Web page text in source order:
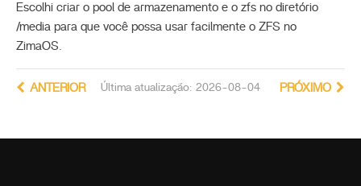
Escolhi criar o pool de armazenamento e o zfs no diretório
/media para que você possa usar facilmente o ZFS no
ZimaOS.
Última atualização: 2026-08-04
ANTERIOR PRÓXIMO